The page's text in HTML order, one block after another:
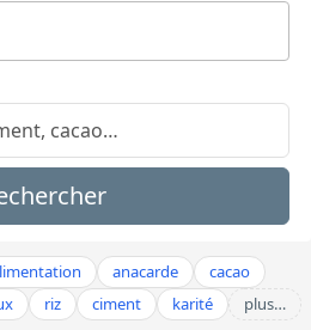
anacarde
cacao
riz ciment karité plus…